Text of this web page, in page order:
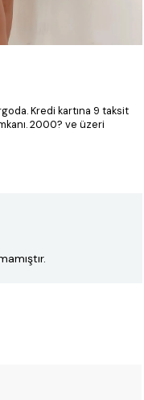
Kredi kartına 9 taksit
2000? ve üzeri